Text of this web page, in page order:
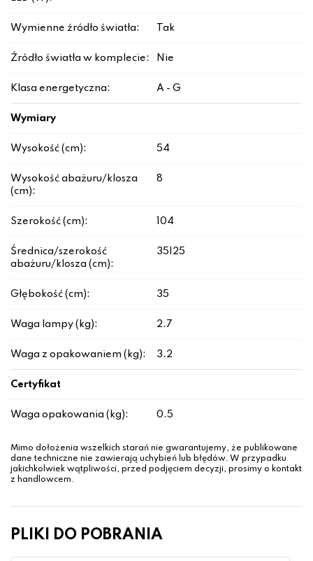
Wymienne źródło światła: Tak
Źródło światła w komplecie: Nie
Klasa energetyczna: A - G
Wymiary
Wysokość (cm): 54
Wysokość abażuru/klosza
(cm):
8
Szerokość (cm): 104
Średnica/szerokość
abażuru/klosza (cm):
35|25
Głębokość (cm): 35
Waga lampy (kg): 2.7
Waga z opakowaniem (kg): 3.2
Certyfikat
Waga opakowania (kg): 0.5
Mimo dołożenia wszelkich starań nie gwarantujemy, że publikowane
dane techniczne nie zawierają uchybień lub błędów. W przypadku
jakichkolwiek wątpliwości, przed podjęciem decyzji, prosimy o kontakt
z handlowcem.
PLIKI DO POBRANIA